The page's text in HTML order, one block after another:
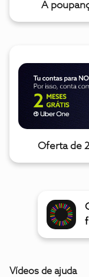
A
Oferta de
Vídeos de ajuda